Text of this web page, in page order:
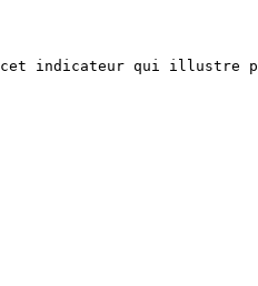
indicateur qui illustre